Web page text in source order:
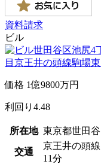
資料請求
ビル
価格 1億9800万円
利回り 4.48
所在地 東京都世田
交通
京王井の頭
11分